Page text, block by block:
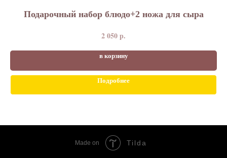
Подарочный набор блюдо+2 ножа для сыра
2 050р.
в корзину
Подробнее
Made on Tilda